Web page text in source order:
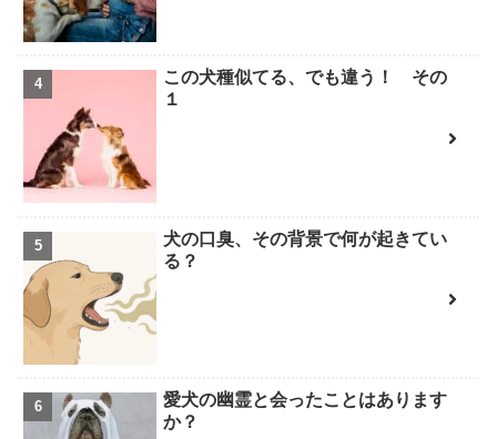
この犬種似てる、でも違う！ その
１
犬の口臭、その背景で何が起きてい
る？
愛犬の幽霊と会ったことはあります
か？